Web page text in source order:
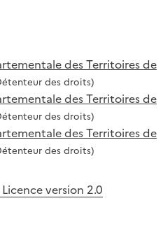
des Territoires de
des droits)
des Territoires de
des droits)
des Territoires de
des droits)
version 2.0